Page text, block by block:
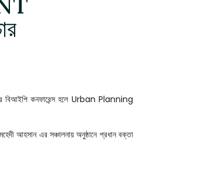
বিআইপি কনফারেন্স হলে Urban Planning
আহসান এর সঞ্চালনায় অনুষ্ঠানে প্রধান বক্তা